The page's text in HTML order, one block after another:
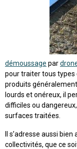
démoussage par
pour traiter tous
produits
lourds et onéreux, il
difficiles ou
surfaces traitées.
Il s’adresse aussi
collectivités, que ce